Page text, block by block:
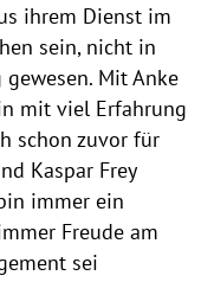
a
p
e
ihrem Dienst im
sein, nicht in
Mit Anke
mit viel Erfahrung
schon zuvor für
Kaspar Frey
immer ein
Freude am
sei